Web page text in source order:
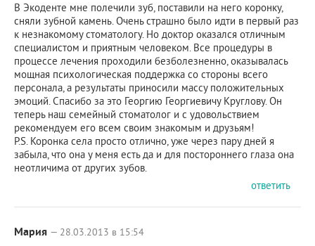
В Экоденте мне полечили зуб, поставили на него коронку,
сняли зубной камень. Очень страшно было идти в первый раз
к незнакомому стоматологу. Но доктор оказался отличным
специалистом и приятным человеком. Все процедуры в
процессе лечения проходили безболезненно, оказывалась
мощная психологическая поддержка со стороны всего
персонала, а результаты приносили массу положительных
эмоций. Спасибо за это Георгию Георгиевичу Круглову. Он
теперь наш семейный стоматолог и с удовольствием
рекомендуем его всем своим знакомым и друзьям!
P.S. Коронка села просто отлично, уже через пару дней я
забыла, что она у меня есть да и для постороннего глаза она
неотличима от других зубов.
ответить
Мария — 28.03.2013 в 15:54